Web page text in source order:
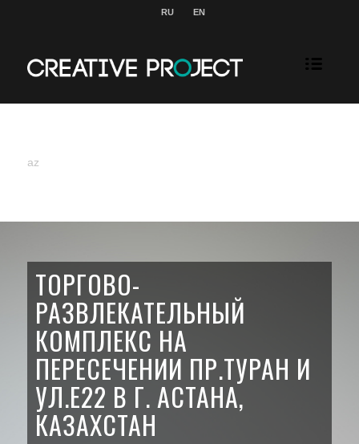
RU EN
az
ТОРГОВО-
РАЗВЛЕКАТЕЛЬНЫЙ
КОМПЛЕКС НА
ПЕРЕСЕЧЕНИИ ПР.ТУРАН И
УЛ.Е22 В Г. АСТАНА,
КАЗАХСТАН